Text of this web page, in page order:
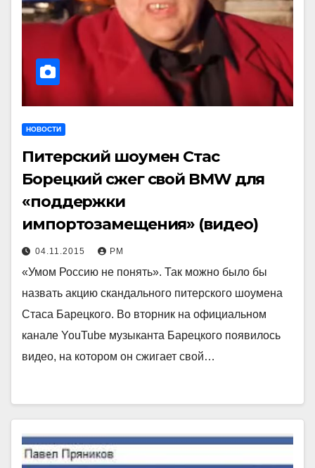
НОВОСТИ
Питерский шоумен Стас
Борецкий сжег свой BMW для
«поддержки
импортозамещения» (видео)
04.11.2015 РМ
«Умом Россию не понять». Так можно было бы
назвать акцию скандального питерского шоумена
Стаса Барецкого. Во вторник на официальном
канале YouTube музыканта Барецкого появилось
видео, на котором он сжигает свой…